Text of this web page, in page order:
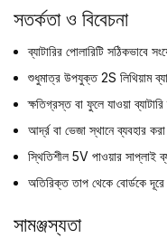
সতর্কতা ও বিবেচনা
ব্যাটারির পোলারিটি সঠিকভাবে
শুধুমাত্র উপযুক্ত 2S লিথিয়াম
ক্ষতিগ্রস্ত বা ফুলে যাওয়া
আর্দ্র বা ভেজা স্থানে ব্যবহার
স্থিতিশীল 5V পাওয়ার সাপ্লাই
অতিরিক্ত তাপ থেকে বোর্ডকে
সামঞ্জস্যতা